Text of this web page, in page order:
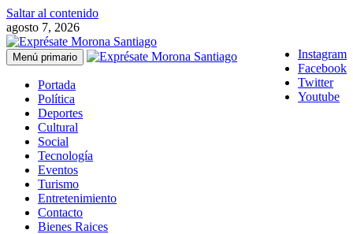
Saltar al contenido
agosto 7, 2026
Instagram
Facebook
Twitter
Youtube
Menú primario
Portada
Política
Deportes
Cultural
Social
Tecnología
Eventos
Turismo
Entretenimiento
Contacto
Bienes Raices